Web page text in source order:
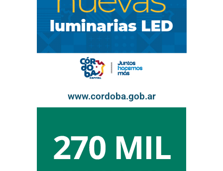
www.cordoba.gob.ar